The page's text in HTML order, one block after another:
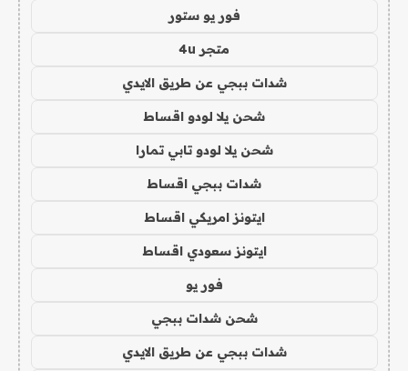
فور يو ستور
متجر 4u
شدات ببجي عن طريق الايدي
شحن يلا لودو اقساط
شحن يلا لودو تابي تمارا
شدات ببجي اقساط
ايتونز امريكي اقساط
ايتونز سعودي اقساط
فور يو
شحن شدات ببجي
شدات ببجي عن طريق الايدي